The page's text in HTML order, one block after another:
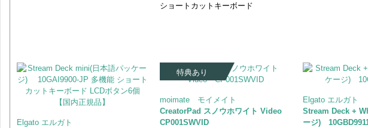
ショートカットキーボード
Elgato エルガト
特典あり
moimate モイメイト
CreatorPad スノウホワイト Video
CP001SWVID
Elgato エルガト
Stream Deck +
ージ)